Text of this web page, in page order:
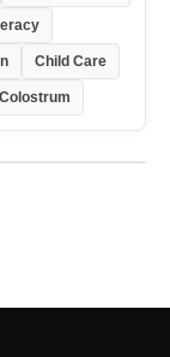
Child Care
Colostrum